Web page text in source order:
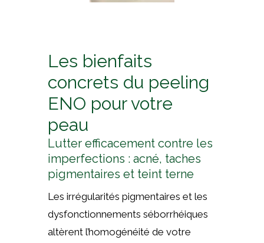
Les bienfaits
concrets du peeling
ENO pour votre
peau
Lutter efficacement contre les
imperfections : acné, taches
pigmentaires et teint terne
Les irrégularités pigmentaires et les
dysfonctionnements séborrhéiques
altèrent l’homogénéité de votre